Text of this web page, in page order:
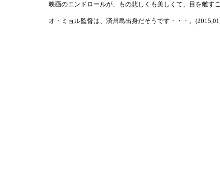
映画のエンドロールが、もの悲しくも美しくて、目を離す
オ・ミョル監督は、済州島出身だそうです・・・。